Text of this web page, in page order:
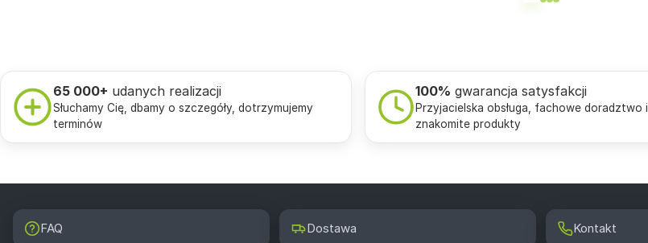
65 000+ udanych realizacji
Słuchamy Cię, dbamy o szczegóły, dotrzymujemy
terminów
100% gwarancja satysfakcji
Przyjacielska obsługa, fachowe doradztwo i
znakomite produkty
FAQ Dostawa Kontakt